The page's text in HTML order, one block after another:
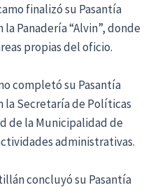
finalizó su Pasantía
Panadería “Alvin”, donde
propias del oficio.
completó su Pasantía
la Secretaría de Políticas
de la Municipalidad de
administrativas.
concluyó su Pasantía